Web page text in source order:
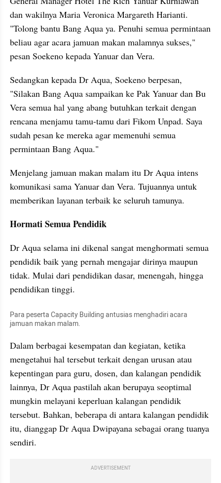
dan wakilnya Maria Veronica Margareth Harianti.
"Tolong bantu Bang Aqua ya. Penuhi semua permintaan
beliau agar acara jamuan makan malamnya sukses,"
pesan Soekeno kepada Yanuar dan Vera.
Sedangkan kepada Dr Aqua, Soekeno berpesan,
"Silakan Bang Aqua sampaikan ke Pak Yanuar dan Bu
Vera semua hal yang abang butuhkan terkait dengan
rencana menjamu tamu-tamu dari Fikom Unpad. Saya
sudah pesan ke mereka agar memenuhi semua
permintaan Bang Aqua."
Menjelang jamuan makan malam itu Dr Aqua intens
komunikasi sama Yanuar dan Vera. Tujuannya untuk
memberikan layanan terbaik ke seluruh tamunya.
Hormati Semua Pendidik
Dr Aqua selama ini dikenal sangat menghormati semua
pendidik baik yang pernah mengajar dirinya maupun
tidak. Mulai dari pendidikan dasar, menengah, hingga
pendidikan tinggi.
Para peserta Capacity Building antusias menghadiri acara
jamuan makan malam.
Dalam berbagai kesempatan dan kegiatan, ketika
mengetahui hal tersebut terkait dengan urusan atau
kepentingan para guru, dosen, dan kalangan pendidik
lainnya, Dr Aqua pastilah akan berupaya seoptimal
mungkin melayani keperluan kalangan pendidik
tersebut. Bahkan, beberapa di antara kalangan pendidik
itu, dianggap Dr Aqua Dwipayana sebagai orang tuanya
sendiri.
ADVERTISEMENT